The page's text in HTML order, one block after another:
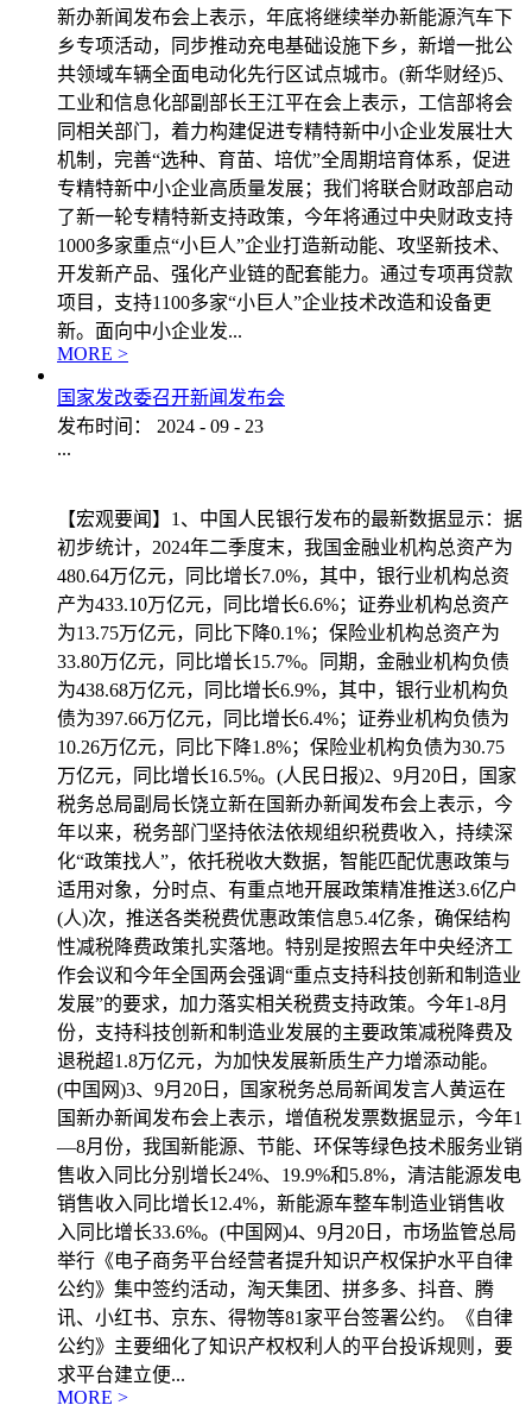
新办新闻发布会上表示，年底将继续举办新能源汽车下
乡专项活动，同步推动充电基础设施下乡，新增一批公
共领域车辆全面电动化先行区试点城市。(新华财经)5、
工业和信息化部副部长王江平在会上表示，工信部将会
同相关部门，着力构建促进专精特新中小企业发展壮大
机制，完善“选种、育苗、培优”全周期培育体系，促进
专精特新中小企业高质量发展；我们将联合财政部启动
了新一轮专精特新支持政策，今年将通过中央财政支持
1000多家重点“小巨人”企业打造新动能、攻坚新技术、
开发新产品、强化产业链的配套能力。通过专项再贷款
项目，支持1100多家“小巨人”企业技术改造和设备更
新。面向中小企业发...
MORE >
国家发改委召开新闻发布会
发布时间：
2024 - 09 - 23
...
【宏观要闻】1、中国人民银行发布的最新数据显示：据
初步统计，2024年二季度末，我国金融业机构总资产为
480.64万亿元，同比增长7.0%，其中，银行业机构总资
产为433.10万亿元，同比增长6.6%；证券业机构总资产
为13.75万亿元，同比下降0.1%；保险业机构总资产为
33.80万亿元，同比增长15.7%。同期，金融业机构负债
为438.68万亿元，同比增长6.9%，其中，银行业机构负
债为397.66万亿元，同比增长6.4%；证券业机构负债为
10.26万亿元，同比下降1.8%；保险业机构负债为30.75
万亿元，同比增长16.5%。(人民日报)2、9月20日，国家
税务总局副局长饶立新在国新办新闻发布会上表示，今
年以来，税务部门坚持依法依规组织税费收入，持续深
化“政策找人”，依托税收大数据，智能匹配优惠政策与
适用对象，分时点、有重点地开展政策精准推送3.6亿户
(人)次，推送各类税费优惠政策信息5.4亿条，确保结构
性减税降费政策扎实落地。特别是按照去年中央经济工
作会议和今年全国两会强调“重点支持科技创新和制造业
发展”的要求，加力落实相关税费支持政策。今年1-8月
份，支持科技创新和制造业发展的主要政策减税降费及
退税超1.8万亿元，为加快发展新质生产力增添动能。
(中国网)3、9月20日，国家税务总局新闻发言人黄运在
国新办新闻发布会上表示，增值税发票数据显示，今年1
—8月份，我国新能源、节能、环保等绿色技术服务业销
售收入同比分别增长24%、19.9%和5.8%，清洁能源发电
销售收入同比增长12.4%，新能源车整车制造业销售收
入同比增长33.6%。(中国网)4、9月20日，市场监管总局
举行《电子商务平台经营者提升知识产权保护水平自律
公约》集中签约活动，淘天集团、拼多多、抖音、腾
讯、小红书、京东、得物等81家平台签署公约。《自律
公约》主要细化了知识产权权利人的平台投诉规则，要
求平台建立便...
MORE >